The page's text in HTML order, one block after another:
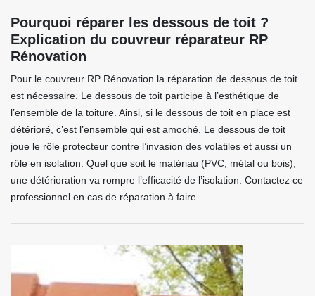
Pourquoi réparer les dessous de toit ?
Explication du couvreur réparateur RP
Rénovation
Pour le couvreur RP Rénovation la réparation de dessous de toit
est nécessaire. Le dessous de toit participe à l’esthétique de
l’ensemble de la toiture. Ainsi, si le dessous de toit en place est
détérioré, c’est l’ensemble qui est amoché. Le dessous de toit
joue le rôle protecteur contre l’invasion des volatiles et aussi un
rôle en isolation. Quel que soit le matériau (PVC, métal ou bois),
une détérioration va rompre l’efficacité de l’isolation. Contactez ce
professionnel en cas de réparation à faire.